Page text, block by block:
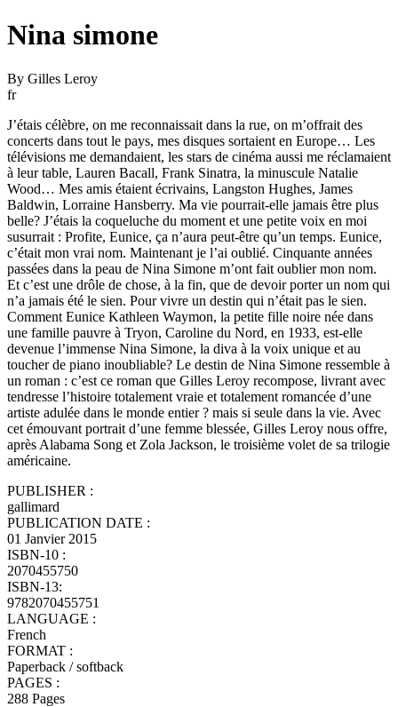
Nina simone
By Gilles Leroy
fr
J’étais célèbre, on me reconnaissait dans la rue, on m’offrait des
concerts dans tout le pays, mes disques sortaient en Europe… Les
télévisions me demandaient, les stars de cinéma aussi me réclamaient
à leur table, Lauren Bacall, Frank Sinatra, la minuscule Natalie
Wood… Mes amis étaient écrivains, Langston Hughes, James
Baldwin, Lorraine Hansberry. Ma vie pourrait-elle jamais être plus
belle? J’étais la coqueluche du moment et une petite voix en moi
susurrait : Profite, Eunice, ça n’aura peut-être qu’un temps. Eunice,
c’était mon vrai nom. Maintenant je l’ai oublié. Cinquante années
passées dans la peau de Nina Simone m’ont fait oublier mon nom.
Et c’est une drôle de chose, à la fin, que de devoir porter un nom qui
n’a jamais été le sien. Pour vivre un destin qui n’était pas le sien.
Comment Eunice Kathleen Waymon, la petite fille noire née dans
une famille pauvre à Tryon, Caroline du Nord, en 1933, est-elle
devenue l’immense Nina Simone, la diva à la voix unique et au
toucher de piano inoubliable? Le destin de Nina Simone ressemble à
un roman : c’est ce roman que Gilles Leroy recompose, livrant avec
tendresse l’histoire totalement vraie et totalement romancée d’une
artiste adulée dans le monde entier ? mais si seule dans la vie. Avec
cet émouvant portrait d’une femme blessée, Gilles Leroy nous offre,
après Alabama Song et Zola Jackson, le troisième volet de sa trilogie
américaine.
PUBLISHER :
gallimard
PUBLICATION DATE :
01 Janvier 2015
ISBN-10 :
2070455750
ISBN-13:
9782070455751
LANGUAGE :
French
FORMAT :
Paperback / softback
PAGES :
288 Pages